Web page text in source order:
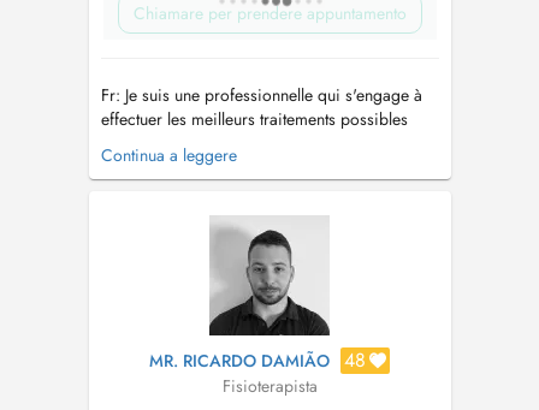
Chiamare per prendere appuntamento
Fr: Je suis une professionnelle qui s'engage à
effectuer les meilleurs traitements possibles
pour améliorer votre santé. Pt: Sou uma
profissional empenhada em realizar os
a sua condição de saúde. En: I am a
professional committed to providing the ...
Continua a leggere
MR. RICARDO DAMIÃO 48
Fisioterapista